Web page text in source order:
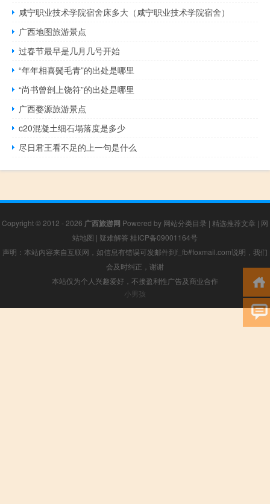
咸宁职业技术学院宿舍床多大（咸宁职业技术学院宿舍）
广西地图旅游景点
过春节最早是几月几号开始
“年年相喜鬓毛青”的出处是哪里
“尚书曾剖上饶符”的出处是哪里
广西婺源旅游景点
c20混凝土细石塌落度是多少
尽日君王看不足的上一句是什么
Copyright © 2012 - 2026 广西旅游网 Powered by 网站分类目录 | 精选推荐文章 | 网
站地图 | 疑难解答 桂ICP备09001164号
声明：本站内容来自互联网，如信息有错误可发邮件到f_fb#foxmail.com说明，我们
会及时纠正，谢谢
本站仅为个人兴趣爱好，不接盈利性广告及商业合作
小男孩